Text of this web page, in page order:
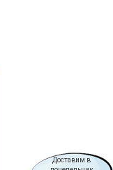
Доставим в